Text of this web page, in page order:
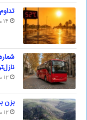
تداوم
14 مرداد 1405
12 مرداد 1405
بزن
12 مرداد 1405